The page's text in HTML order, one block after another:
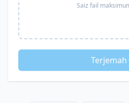
Saiz fail
Terjemah